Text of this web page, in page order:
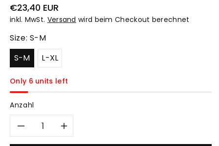
Normaler
Preis
€23,40 EUR
inkl. MwSt. Versand wird beim Checkout berechnet
Size: S-M
S-M
L-XL
Only 6 units left
Anzahl
VerringereErhöhe